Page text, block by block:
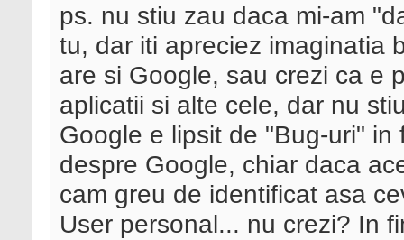
ps. nu stiu zau daca mi-am
tu, dar iti apreciez imaginatia
are si Google, sau crezi ca e
aplicatii si alte cele, dar nu
Google e lipsit de "Bug-uri"
despre Google, chiar daca
cam greu de identificat asa
User personal... nu crezi? In